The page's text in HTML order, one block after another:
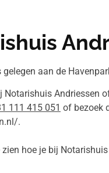
aan de
Andriessen
111 415 051 of bezoek
.
hoe je bij